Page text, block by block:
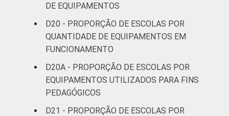
DE EQUIPAMENTOS
D20 - PROPORÇÃO DE ESCOLAS POR
QUANTIDADE DE EQUIPAMENTOS EM
FUNCIONAMENTO
D20A - PROPORÇÃO DE ESCOLAS POR
EQUIPAMENTOS UTILIZADOS PARA FINS
PEDAGÓGICOS
D21 - PROPORÇÃO DE ESCOLAS POR